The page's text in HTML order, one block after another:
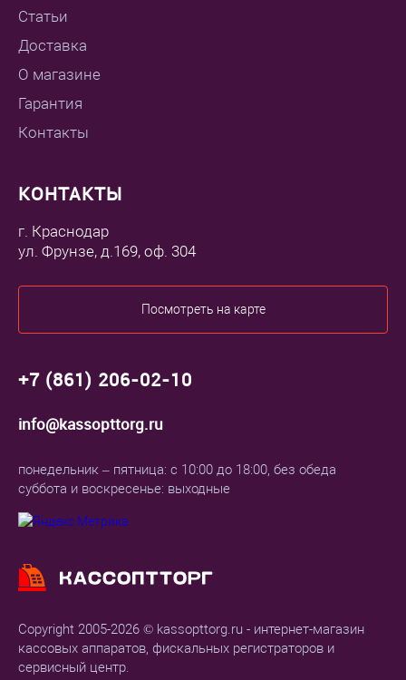
Статьи
Доставка
О магазине
Гарантия
Контакты
Copyright 2005-2026 © kassopttorg.ru - интернет-магазин
кассовых аппаратов, фискальных регистраторов и
сервисный центр.
КОНТАКТЫ
г. Краснодар
ул. Фрунзе, д.169, оф. 304
Посмотреть на карте
+7 (861) 206-02-10
info@kassopttorg.ru
понедельник – пятница: с 10:00 до 18:00, без обеда
суббота и воскресенье: выходные